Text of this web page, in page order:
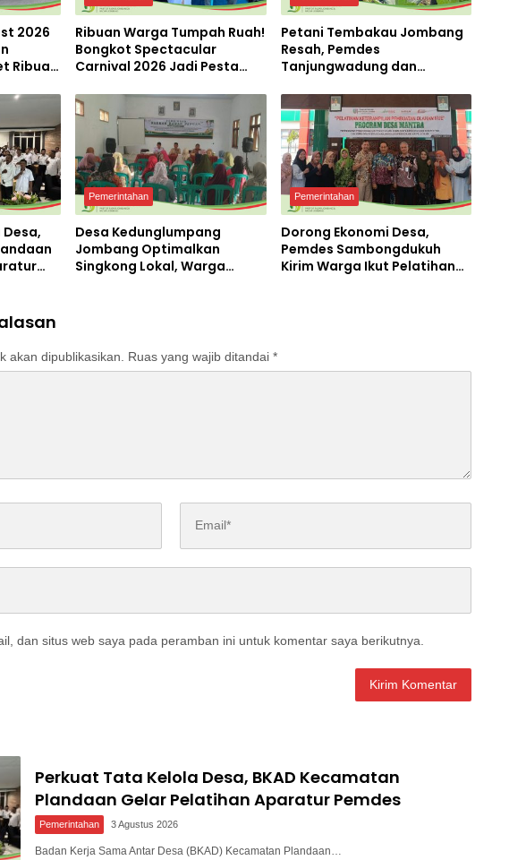
2026
Ribuan
Ribuan Warga Tumpah Ruah!
Bongkot Spectacular
Carnival 2026 Jadi Pesta
Peterongan
Petani Tembakau Jombang
Resah, Pemdes
Tanjungwadung dan
Pemerintahan
Desa Kedunglumpang
Jombang Optimalkan
Singkong Lokal, Warga
Pemerintahan
Dorong Ekonomi Desa,
Pemdes Sambongdukuh
Kirim Warga Ikut Pelatihan
akan dipublikasikan. Ruas yang wajib ditandai *
dan situs web saya pada peramban ini untuk komentar saya berikutnya.
Perkuat Tata Kelola Desa, BKAD Kecamatan
Plandaan Gelar Pelatihan Aparatur Pemdes
Pemerintahan 3 Agustus 2026
Badan Kerja Sama Antar Desa (BKAD) Kecamatan Plandaan…